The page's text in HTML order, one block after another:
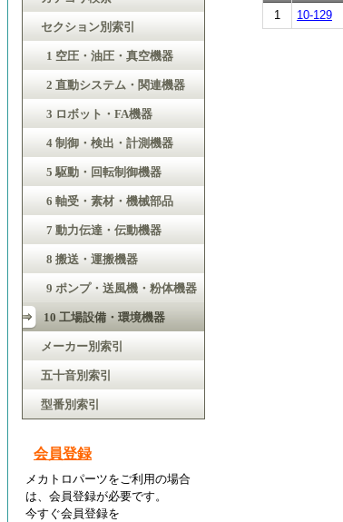
1
10-129
セクション別索引
1 空圧・油圧・真空機器
2 直動システム・関連機器
3 ロボット・FA機器
4 制御・検出・計測機器
5 駆動・回転制御機器
6 軸受・素材・機械部品
7 動力伝達・伝動機器
8 搬送・運搬機器
9 ポンプ・送風機・粉体機器
10 工場設備・環境機器
メーカー別索引
五十音別索引
型番別索引
会員登録
メカトロパーツをご利用の場合
は、会員登録が必要です。
今すぐ会員登録を